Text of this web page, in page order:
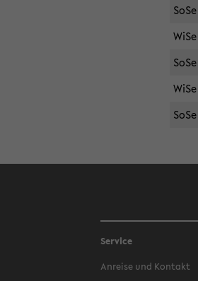
Service
Anreise und Kontakt